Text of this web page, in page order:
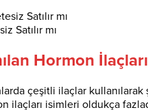
Satılır mı
Hormon
çeşitli ilaçlar
ilaçları isimleri oldukça